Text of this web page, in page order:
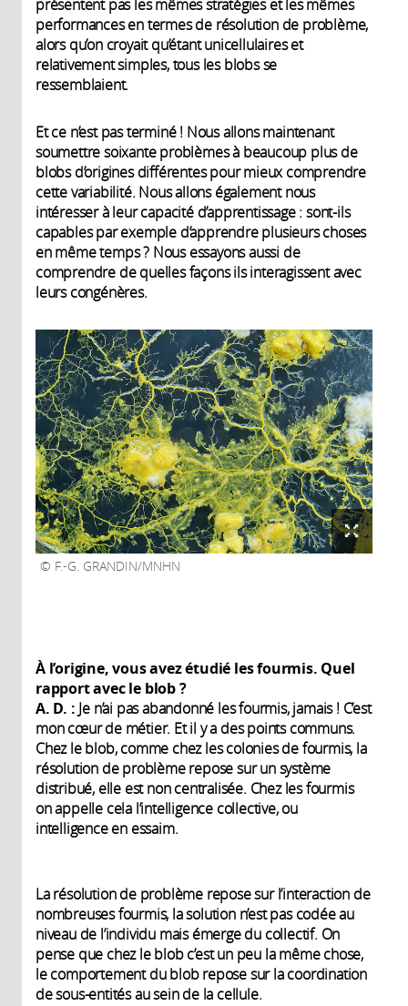
présentent pas les mêmes stratégies et les mêmes
performances en termes de résolution de problème,
alors qu’on croyait qu’étant unicellulaires et
relativement simples, tous les blobs se
ressemblaient.
Et ce n’est pas terminé ! Nous allons maintenant
soumettre soixante problèmes à beaucoup plus de
blobs d’origines différentes pour mieux comprendre
cette variabilité. Nous allons également nous
intéresser à leur capacité d’apprentissage : sont-ils
capables par exemple d’apprendre plusieurs choses
en même temps ? Nous essayons aussi de
comprendre de quelles façons ils interagissent avec
leurs congénères.
F.-G. GRANDIN/MNHN
À l’origine, vous avez étudié les fourmis. Quel
rapport avec le blob ?
A. D. : Je n’ai pas abandonné les fourmis, jamais ! C’est
mon cœur de métier. Et il y a des points communs.
Chez le blob, comme chez les colonies de fourmis, la
résolution de problème repose sur un système
distribué, elle est non centralisée. Chez les fourmis
on appelle cela l’intelligence collective, ou
intelligence en essaim.
La résolution de problème repose sur l’interaction de
nombreuses fourmis, la solution n’est pas codée au
niveau de l’individu mais émerge du collectif. On
pense que chez le blob c’est un peu la même chose,
le comportement du blob repose sur la coordination
de sous-entités au sein de la cellule.